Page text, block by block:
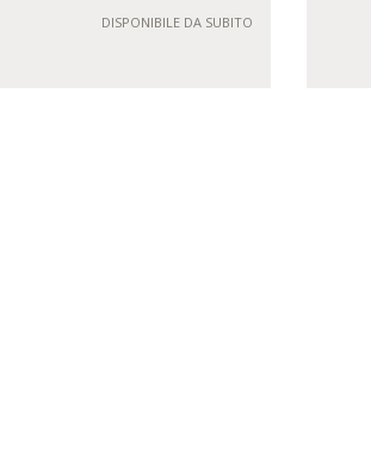
DISPONIBILE DA SUBITO